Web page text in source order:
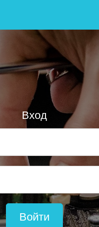
Вход
Войти